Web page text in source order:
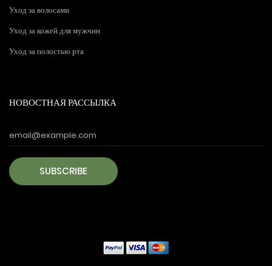
Уход за волосами
Уход за кожей для мужчин
Уход за полостью рта
НОВОСТНАЯ РАССЫЛКА
SUBSCRIBE